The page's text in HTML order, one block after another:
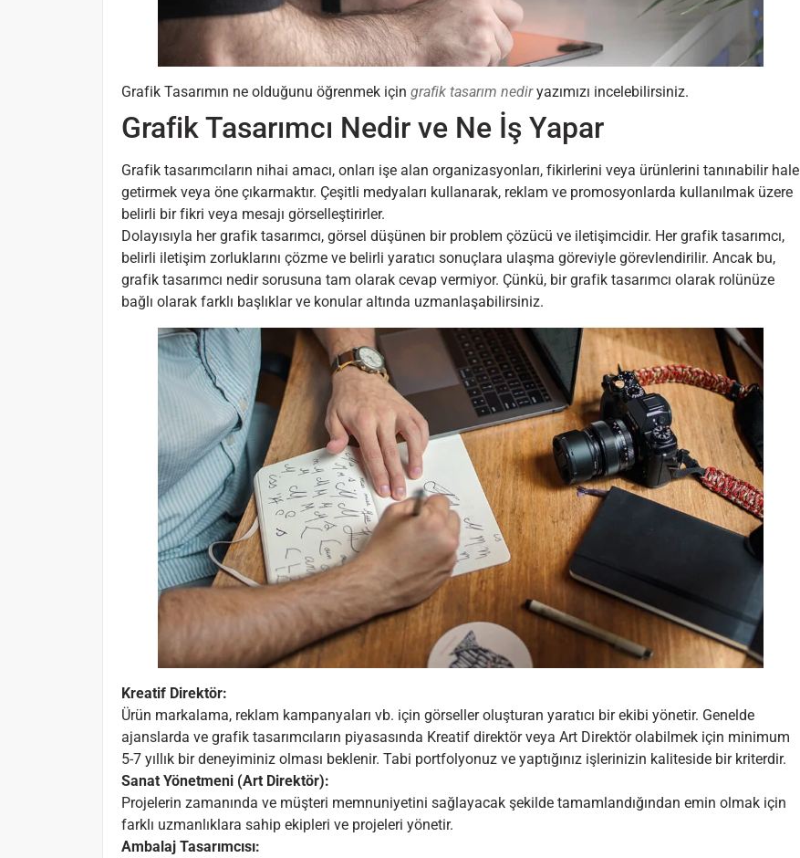
Grafik Tasarımın ne olduğunu öğrenmek için grafik tasarım nediryazımızı incelebilirsiniz.
Grafik Tasarımcı Nedir ve Ne İş Yapar
Grafik tasarımcıların nihai amacı, onları işe alan organizasyonları, fikirlerini veya ürünlerini tanınabilir hale
getirmek veya öne çıkarmaktır. Çeşitli medyaları kullanarak, reklam ve promosyonlarda kullanılmak üzere
belirli bir fikri veya mesajı görselleştirirler.
Dolayısıyla her grafik tasarımcı, görsel düşünen bir problem çözücü ve iletişimcidir. Her grafik tasarımcı,
belirli iletişim zorluklarını çözme ve belirli yaratıcı sonuçlara ulaşma göreviyle görevlendirilir. Ancak bu,
grafik tasarımcı nedir sorusuna tam olarak cevap vermiyor. Çünkü, bir grafik tasarımcı olarak rolünüze
bağlı olarak farklı başlıklar ve konular altında uzmanlaşabilirsiniz.
Kreatif Direktör:
Ürün markalama, reklam kampanyaları vb. için görseller oluşturan yaratıcı bir ekibi yönetir. Genelde
ajanslarda ve grafik tasarımcıların piyasasında Kreatif direktör veya Art Direktör olabilmek için minimum
5-7 yıllık bir deneyiminiz olması beklenir. Tabi portfolyonuz ve yaptığınız işlerinizin kaliteside bir kriterdir.
Sanat Yönetmeni (Art Direktör):
Projelerin zamanında ve müşteri memnuniyetini sağlayacak şekilde tamamlandığından emin olmak için
farklı uzmanlıklara sahip ekipleri ve projeleri yönetir.
Ambalaj Tasarımcısı: